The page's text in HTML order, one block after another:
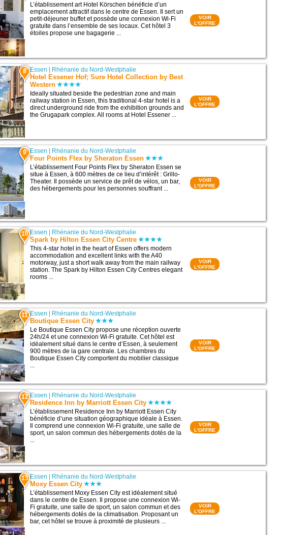
L’établissement art Hotel Körschen bénéficie d’un
emplacement attractif dans le centre de Essen. Il sert un
petit-déjeuner buffet et possède une connexion Wi-Fi
gratuite dans l’ensemble de ses locaux. Cet hôtel 3
étoiles propose une bagagerie ...
VOIR
L'OFFRE
8 Essen | Rhénanie du Nord-Westphalie
Hotel Essener Hof; Sure Hotel Collection by Best
Western
Ideally situated beside the pedestrian zone and main
railway station in Essen, this traditional 4-star hotel is a
direct underground ride from the exhibition grounds and
the Grugapark complex. All rooms at Hotel Essener ...
VOIR
L'OFFRE
9 Essen Rhénanie du Nord-Westphalie
Four Points Flex by Sheraton Essen
L’établissement Four Points Flex by Sheraton Essen se
situe à Essen, à 600 mètres de ce lieu d’intérêt : Grillo-
Theater. Il possède un service de prêt de vélos, un bar,
des hébergements pour les personnes souffrant ...
VOIR
L'OFFRE
10 Essen Rhénanie du Nord-Westphalie
Spark by Hilton Essen City Centre
This 4-star hotel in the heart of Essen offers modern
accommodation and excellent links with the A40
motorway, just a short walk away from the main railway
station. The Spark by Hilton Essen City Centres elegant
rooms ...
VOIR
L'OFFRE
11 Essen Rhénanie du Nord-Westphalie
Boutique Essen City
Le Boutique Essen City propose une réception ouverte
24h/24 et une connexion Wi-Fi gratuite. Cet hôtel est
idéalement situé dans le centre d’Essen, à seulement
900 mètres de la gare centrale. Les chambres du
Boutique Essen City comportent du mobilier classique
...
VOIR
L'OFFRE
12 Essen | Rhénanie du Nord-Westphalie
Residence Inn by Marriott Essen City
L’établissement Residence Inn by Marriott Essen City
bénéficie d’une situation géographique idéale à Essen.
Il comprend une connexion Wi-Fi gratuite, une salle de
sport, un salon commun des hébergements dotés de la
VOIR
L'OFFRE
13 Essen | Rhénanie du Nord-Westphalie
Moxy Essen City
L’établissement Moxy Essen City est idéalement situé
dans le centre de Essen. Il propose une connexion Wi-
Fi gratuite, une salle de sport, un salon commun et des
hébergements dotés de la climatisation. Proposant un
bar, cet hôtel se trouve à proximité de plusieurs ...
VOIR
L'OFFRE